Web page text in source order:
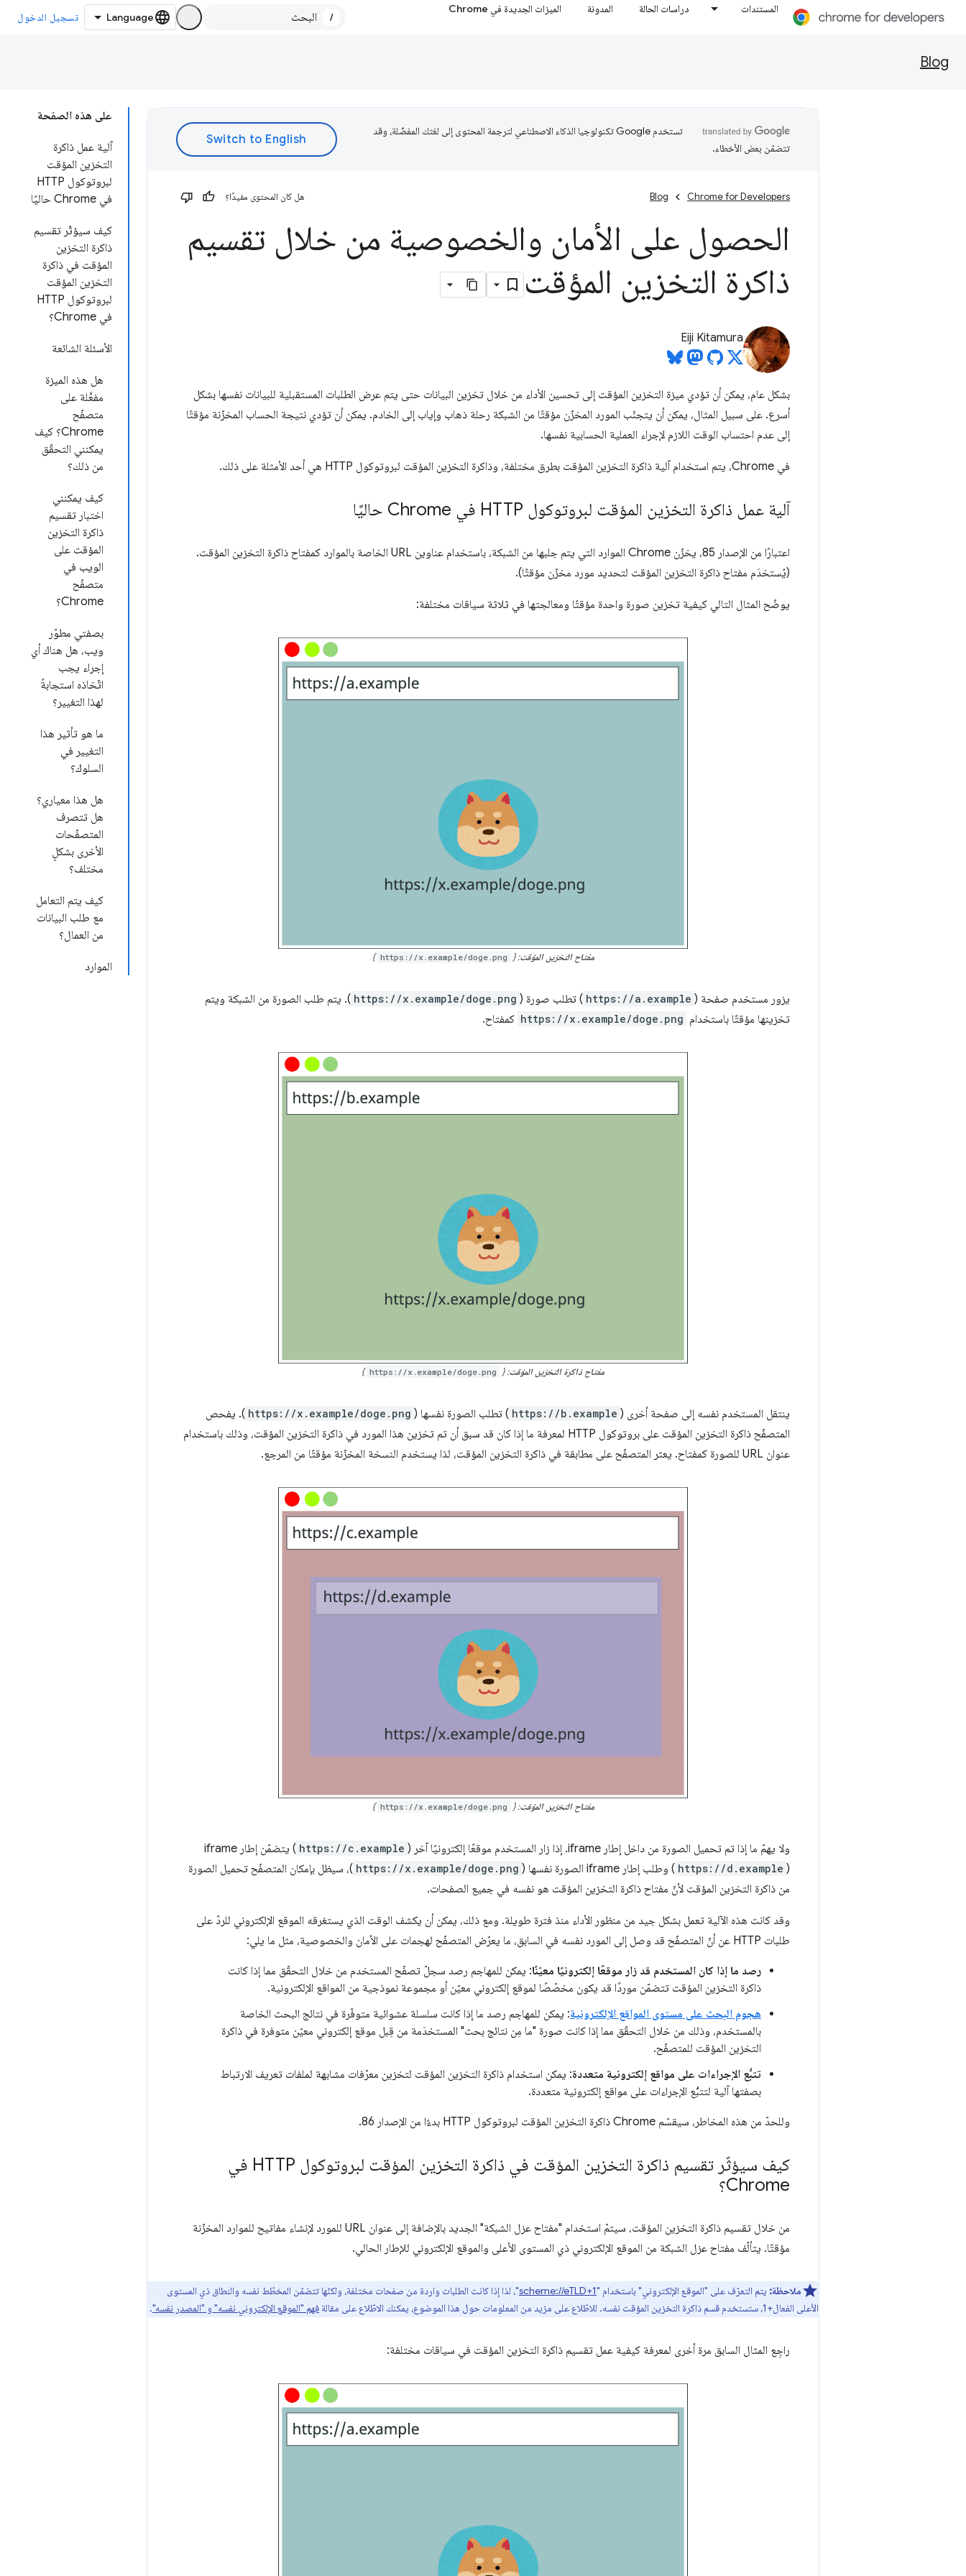
المستندات دراسات الحالة المدونة الميزات الجديدة في Chrome
/ تسجيل الدخول
Blog
على هذه الصفحة
آلية عمل ذاكرة
التخزين المؤقت
لبروتوكول HTTP
في Chrome حاليًا
كيف سيؤثّر تقسيم
ذاكرة التخزين
المؤقت في ذاكرة
التخزين المؤقت
لبروتوكول HTTP
في Chrome؟
الأسئلة الشائعة
هل هذه الميزة
مفعَّلة على
متصفّح
Chrome؟ كيف
يمكنني التحقّق
من ذلك؟
كيف يمكنني
اختبار تقسيم
ذاكرة التخزين
المؤقت على
الويب في
متصفّح
Chrome؟
بصفتي مطوّر
ويب، هل هناك أي
إجراء يجب
اتّخاذه استجابةً
لهذا التغيير؟
ما هو تأثير هذا
التغيير في
السلوك؟
هل هذا معياري؟
هل تتصرف
المتصفّحات
الأخرى بشكلٍ
مختلف؟
كيف يتم التعامل
مع طلب البيانات
من العمال؟
الموارد
تستخدم Google تكنولوجيا الذكاء الاصطناعي لترجمة المحتوى إلى لغتك المفضّلة، وقد
تتضمّن بعض الأخطاء.
Chrome for Developers
Blog هل كان المحتوى مفيدًا؟
الحصول على الأمان والخصوصية من خلال تقسيم
ذاكرة التخزين المؤقت
Eiji Kitamura
بشكل عام، يمكن أن تؤدي ميزة التخزين المؤقت إلى تحسين الأداء من خلال تخزين البيانات حتى يتم عرض الطلبات المستقبلية للبيانات نفسها بشكل
أسرع. على سبيل المثال، يمكن أن يتجنّب المورد المخزّن مؤقتًا من الشبكة رحلة ذهاب وإياب إلى الخادم. يمكن أن تؤدي نتيجة الحساب المخزّنة مؤقتًا
إلى عدم احتساب الوقت اللازم لإجراء العملية الحسابية نفسها.
في Chrome، يتم استخدام آلية ذاكرة التخزين المؤقت بطرق مختلفة، وذاكرة التخزين المؤقت لبروتوكول HTTP هي أحد الأمثلة على ذلك.
آلية عمل ذاكرة التخزين المؤقت لبروتوكول HTTP في Chrome حاليًا
اعتبارًا من الإصدار 85، يخزّن Chrome الموارد التي يتم جلبها من الشبكة، باستخدام عناوين URL الخاصة بالموارد كمفتاح ذاكرة التخزين المؤقت.
(يُستخدَم مفتاح ذاكرة التخزين المؤقت لتحديد مورد مخزّن مؤقتًا).
يوضّح المثال التالي كيفية تخزين صورة واحدة مؤقتًا ومعالجتها في ثلاثة سياقات مختلفة:
مفتاح التخزين المؤقت: {
https://x.example/doge.png
}
يزور مستخدم صفحة ( https://a.example ) تطلب صورة ( https://x.example/doge.png ). يتم طلب الصورة من الشبكة ويتم
تخزينها مؤقتًا باستخدام https://x.example/doge.png كمفتاح.
مفتاح ذاكرة التخزين المؤقت: {
https://x.example/doge.png
}
ينتقل المستخدم نفسه إلى صفحة أخرى ( https://b.example ) تطلب الصورة نفسها ( https://x.example/doge.png ). يفحص
المتصفّح ذاكرة التخزين المؤقت على بروتوكول HTTP لمعرفة ما إذا كان قد سبق أن تم تخزين هذا المورد في ذاكرة التخزين المؤقت، وذلك باستخدام
عنوان URL للصورة كمفتاح. يعثر المتصفّح على مطابقة في ذاكرة التخزين المؤقت، لذا يستخدم النسخة المخزّنة مؤقتًا من المرجع.
مفتاح التخزين المؤقت: {
https://x.example/doge.png
}
ولا يهمّ ما إذا تم تحميل الصورة من داخل إطار iframe. إذا زار المستخدم موقعًا إلكترونيًا آخر ( https://c.example
) يتضمّن إطار iframe
(
https://d.example ) وطلب إطار iframe الصورة نفسها ( https://x.example/doge.png )، سيظل بإمكان المتصفّح تحميل الصورة
من ذاكرة التخزين المؤقت لأنّ مفتاح ذاكرة التخزين المؤقت هو نفسه في جميع الصفحات.
وقد كانت هذه الآلية تعمل بشكل جيد من منظور الأداء منذ فترة طويلة. ومع ذلك، يمكن أن يكشف الوقت الذي يستغرقه الموقع الإلكتروني للردّ على
طلبات HTTP عن أنّ المتصفّح قد وصل إلى المورد نفسه في السابق، ما يعرّض المتصفّح لهجمات على الأمان والخصوصية، مثل ما يلي:
رصد ما إذا كان المستخدم قد زار موقعًا إلكترونيًا معيّنًا: يمكن للمهاجم رصد سجلّ تصفّح المستخدم من خلال التحقّق مما إذا كانت
ذاكرة التخزين المؤقت تتضمّن موردًا قد يكون مخصّصًا لموقع إلكتروني معيّن أو مجموعة نموذجية من المواقع الإلكترونية.
هجوم البحث على مستوى المواقع الإلكترونية: يمكن للمهاجم رصد ما إذا كانت سلسلة عشوائية متوفّرة في نتائج البحث الخاصة
بالمستخدم، وذلك من خلال التحقّق مما إذا كانت صورة "ما مِن نتائج بحث" المستخدَمة من قِبل موقع إلكتروني معيّن متوفرة في ذاكرة
التخزين المؤقت للمتصفّح.
تتبُّع الإجراءات على مواقع إلكترونية متعددة: يمكن استخدام ذاكرة التخزين المؤقت لتخزين معرّفات مشابهة لملفات تعريف الارتباط
بصفتها آلية لتتبُّع الإجراءات على مواقع إلكترونية متعددة.
وللحدّ من هذه المخاطر، سيقسّم Chrome ذاكرة التخزين المؤقت لبروتوكول HTTP بدءًا من الإصدار 86.
كيف سيؤثّر تقسيم ذاكرة التخزين المؤقت في ذاكرة التخزين المؤقت لبروتوكول HTTP في
Chrome؟
من خلال تقسيم ذاكرة التخزين المؤقت، سيتمّ استخدام "مفتاح عزل الشبكة" الجديد بالإضافة إلى عنوان URL للمورد لإنشاء مفاتيح للموارد المخزّنة
مؤقتًا. يتألّف مفتاح عزل الشبكة من الموقع الإلكتروني ذي المستوى الأعلى والموقع الإلكتروني للإطار الحالي.
ملاحظة: يتم التعرّف على "الموقع الإلكتروني" باستخدام "scheme://eTLD+1"، لذا إذا كانت الطلبات واردة من صفحات مختلفة، ولكنّها تتضمّن المخطّط نفسه والنطاق ذي المستوى
الأعلى الفعال+1، ستستخدم قسم ذاكرة التخزين المؤقت نفسه. للاطّلاع على مزيد من المعلومات حول هذا الموضوع، يمكنك الاطّلاع على مقالة
فهم "الموقع الإلكتروني نفسه" و "المصدر نفسه".
راجِع المثال السابق مرة أخرى لمعرفة كيفية عمل تقسيم ذاكرة التخزين المؤقت في سياقات مختلفة: